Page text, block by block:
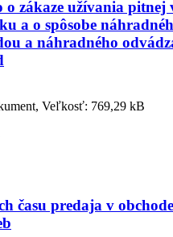
o zákaze užívania pitnej
a o spôsobe
a náhradného
Veľkosť: 769,29 kB
času predaja v